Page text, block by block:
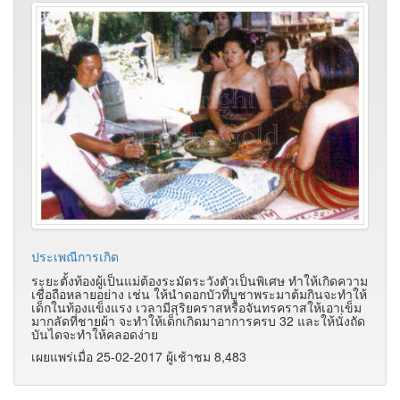
ประเพณีการเกิด
ระยะตั้งท้องผู้เป็นแม่ต้องระมัดระวังตัวเป็นพิเศษ ทำให้เกิดความ
เชื่อถือหลายอย่าง เช่น ให้นำดอกบัวที่บูชาพระมาต้มกินจะทำให้
เด็กในท้องแข็งแรง เวลามีสุริยคราสหรือจันทรคราสให้เอาเข็ม
มากลัดที่ชายผ้า จะทำให้เด็กเกิดมาอาการครบ 32 และให้นั่งถัด
บันไดจะทำให้คลอดง่าย
เผยแพร่เมื่อ 25-02-2017 ผู้เช้าชม 8,483